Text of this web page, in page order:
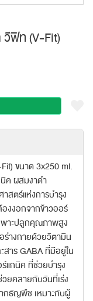
วีฟิท (V-Fit)
ขนาด 3x250 ml.
ค ผสมงาดำ
สตร์แห่งการบำรุง
งงอกจากข้าวออร์
พาะปลูกคุณภาพสูง
ร่างกายด้วยวิตามิน
สาร GABA ที่มีอยู่ใน
แกนิค ที่ช่วยบำรุง
ยคลายกับวันที่เร่ง
กธัญพืช เหมาะกับผู้